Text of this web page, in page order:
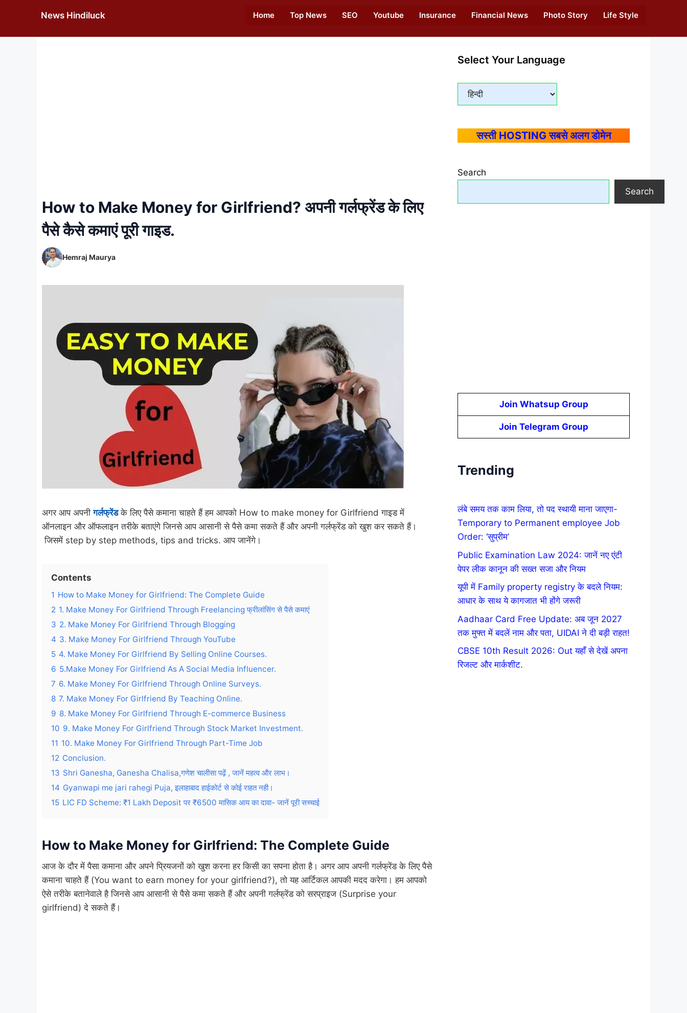
News Hindiluck Home Top News SEO Youtube Insurance Financial News Photo Story Life Style
How to Make Money for Girlfriend? अपनी गर्लफ्रेंड के लिए
पैसे कैसे कमाएं पूरी गाइड.
Hemraj Maurya
अगर आप अपनीगर्लफ्रेंडके लिए पैसे कमाना चाहते हैं हम आपको How to make money for Girlfriend गाइड में
ऑनलाइन और ऑफलाइन तरीके बताएंगे जिनसे आप आसानी से पैसे कमा सकते हैं और अपनी गर्लफ्रेंड को खुश कर सकते हैं।
जिसमें step by step methods, tips and tricks. आप जानेंगे।
Contents
1 How to Make Money for Girlfriend: The Complete Guide
2 1. Make Money For Girlfriend Through Freelancing फ्रीलांसिंग से पैसे कमाएं
3 2. Make Money For Girlfriend Through Blogging
4 3. Make Money For Girlfriend Through YouTube
5 4. Make Money For Girlfriend By Selling Online Courses.
6 5.Make Money For Girlfriend As A Social Media Influencer.
7 6. Make Money For Girlfriend Through Online Surveys.
8 7. Make Money For Girlfriend By Teaching Online.
9 8. Make Money For Girlfriend Through E-commerce Business
10 9. Make Money For Girlfriend Through Stock Market Investment.
11 10. Make Money For Girlfriend Through Part-Time Job
12 Conclusion.
13 Shri Ganesha, Ganesha Chalisa,गणेश चालीसा पढ़ें , जानें महत्व और लाभ।
14 Gyanwapi me jari rahegi Puja, इलाहाबाद हाईकोर्ट से कोई राहत नही।
15 LIC FD Scheme: ₹1 Lakh Deposit पर ₹6500 मासिक आय का दावा- जानें पूरी सच्चाई
How to Make Money for Girlfriend: The Complete Guide
आज के दौर में पैसा कमाना और अपने प्रियजनों को खुश करना हर किसी का सपना होता है। अगर आप अपनी गर्लफ्रेंड के लिए पैसे
कमाना चाहते हैं (You want to earn money for your girlfriend?), तो यह आर्टिकल आपकी मदद करेगा। हम आपको
ऐसे तरीके बतानेवाले है जिनसे आप आसानी से पैसे कमा सकते हैं और अपनी गर्लफ्रेंड को सरप्राइज (Surprise your
girlfriend) दे सकते हैं।
Select Your Language
सस्ती HOSTING सबसे अलग डोमेन
Search
Search
Join Whatsup Group
Join Telegram Group
Trending
लंबे समय तक काम लिया, तो पद स्थायी माना जाएगा-
Temporary to Permanent employee Job
Order: ‘सुप्रीम’
Public Examination Law 2024: जानें नए एंटी
पेपर लीक कानून की सख्त सजा और नियम
यूपी में Family property registry के बदले नियम:
आधार के साथ ये कागजात भी होंगे जरूरी
Aadhaar Card Free Update: अब जून 2027
तक मुफ्त में बदलें नाम और पता, UIDAI ने दी बड़ी राहत!
CBSE 10th Result 2026: Out यहाँ से देखें अपना
रिजल्ट और मार्कशीट.